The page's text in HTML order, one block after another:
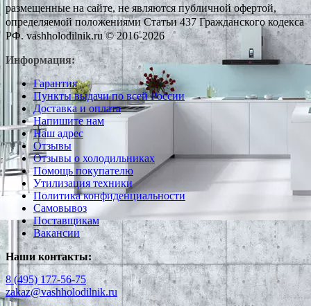
размещенные на сайте, не являются публичной офертой,
определяемой положениями Статьи 437 Гражданского кодекса
РФ. vashholodilnik.ru © 2016-2026
Информация:
Гарантия
Пункты выдачи по всей России
Доставка и оплата
Напишите нам
Наш адрес
Отзывы
Отзывы о холодильниках
Помощь покупателю
Утилизация техники
Политика конфиденциальности
Самовывоз
Поставщикам
Вакансии
Наши контакты:
8 (495) 177-56-75
zakaz@vashholodilnik.ru